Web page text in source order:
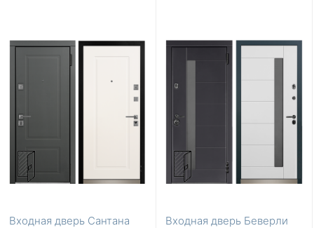
Входная дверь Сантана Входная дверь Беверли